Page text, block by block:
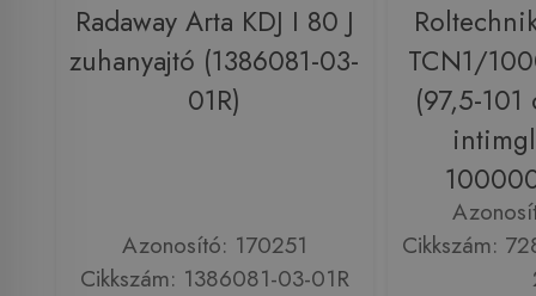
Radaway Arta KDJ I 80 J
zuhanyajtó (1386081-03-
01R)
Azonosító: 170251
Cikkszám: 1386081-03-01R
TCN1/
(97,5-
Cikkszám: